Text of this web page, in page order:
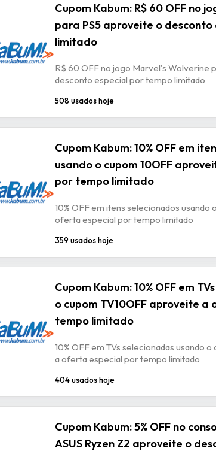
Cupom Kabum: R$ 60 OFF no
para PS5 aproveite o
limitado
R$ 60 OFF no jogo Marvel's Wolverine
desconto especial por tempo limitado
508 usados hoje
Cupom Kabum: 10% OFF em
usando o cupom 10OFF
por tempo limitado
10% OFF em itens selecionados
oferta especial por tempo limitado
359 usados hoje
Cupom Kabum: 10% OFF em
o cupom TV10OFF aproveite
tempo limitado
10% OFF em TVs selecionadas usando
a oferta especial por tempo limitado
404 usados hoje
Cupom Kabum: 5% OFF no
ASUS Ryzen Z2 aproveite o